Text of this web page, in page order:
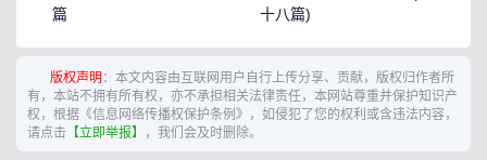
篇
十八篇)
版权声明 ：本文内容由互联网用户自行上传分享、贡献，版权归作者所
有，本站不拥有所有权，亦不承担相关法律责任，本网站尊重并保护知识产
权，根据《信息网络传播权保护条例》，如侵犯了您的权利或含违法内容，
请点击 【立即举报】 ，我们会及时删除。